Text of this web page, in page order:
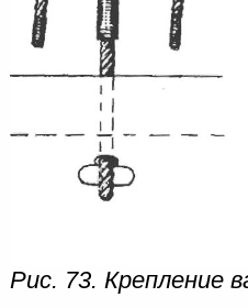
Рис. 73. Крепление